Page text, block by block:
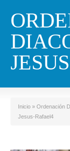
Inicio » Ordenación
Jesus-Rafael4